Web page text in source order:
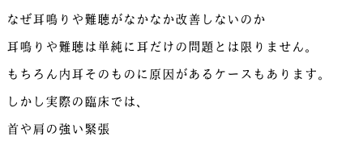
なぜ耳鳴りや難聴がなかなか改善しないのか
耳鳴りや難聴は単純に耳だけの問題とは限りません。
もちろん内耳そのものに原因があるケースもあります。
しかし実際の臨床では、
首や肩の強い緊張